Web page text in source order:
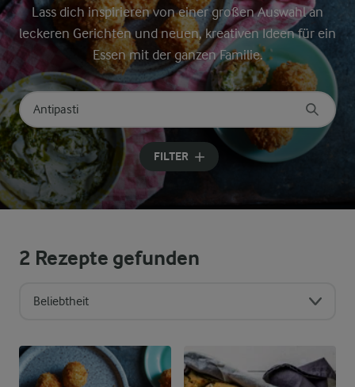
Lass dich inspirieren von einer großen Auswahl an
leckeren Gerichten und neuen, kreativen Ideen für ein
Essen mit der ganzen Familie.
Nach Kategorie suchen
Geben Sie Suchbegriffe ein
FILTER
2 Rezepte gefunden
Beliebtheit